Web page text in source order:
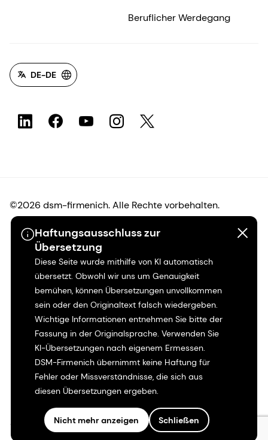
Haftungsausschluss zur
Übersetzung
Diese Seite wurde mithilfe von KI automatisch
übersetzt. Obwohl wir uns um Genauigkeit
bemühen, können Übersetzungen unvollkommen
sein oder den Originaltext falsch wiedergeben.
Wichtige Informationen entnehmen Sie bitte der
Fassung in der Originalsprache. Verwenden Sie
KI-Übersetzungen nach eigenem Ermessen.
DSM-Firmenich übernimmt keine Haftung für
Fehler oder Missverständnisse, die sich aus
diesen Übersetzungen ergeben.
Nicht mehr anzeigen Schließen
Beruflicher Werdegang
DE-DE
©2026 dsm-firmenich. Alle Rechte vorbehalten.
Hinweis zum Datenschutz
Bedingungen für die Nutzung
Bedingungen und Konditionen
Kalifornien-Transparenz
Erklärung zur Zugänglichkeit
Rechtliche Informationen
Sitemap